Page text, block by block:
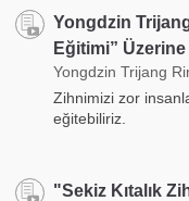
Yongdzin
Eğitimi”
Yongdzin Trijang
Zihnimizi zor
eğitebiliriz.
"Sekiz Kıtalık